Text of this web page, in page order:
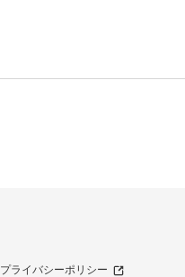
プライバシーポリシー